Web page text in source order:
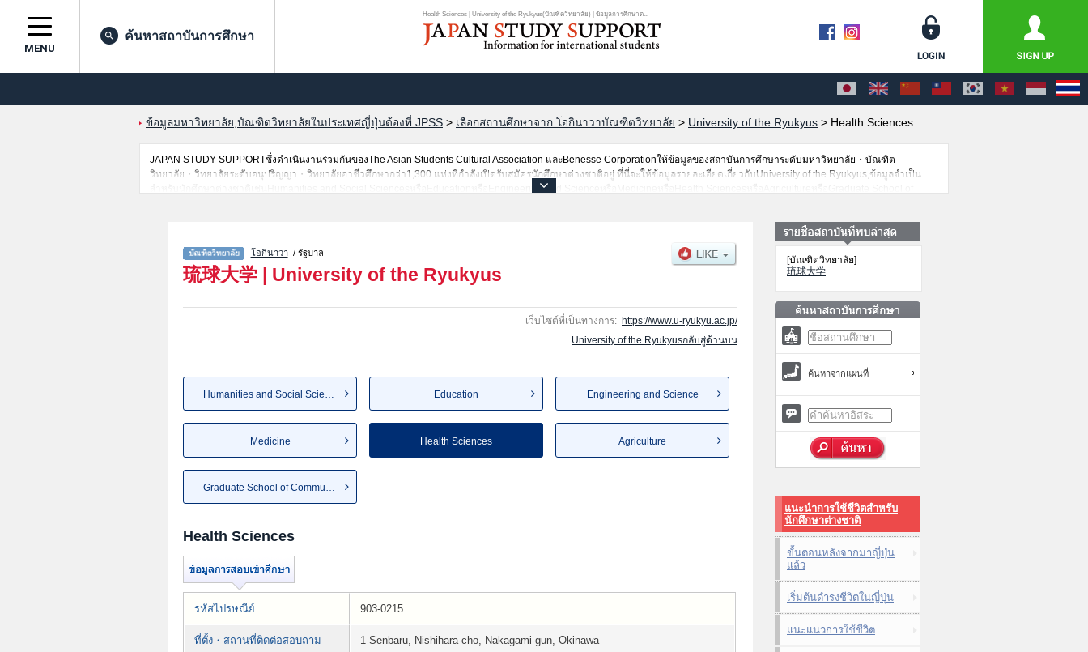
Health Sciences | University of the Ryukyus(บัณฑิตวิทยาลัย) | ข้อมูลการศึกษาต...
MENU
ค้นหาสถาบันการศึกษา
ข้อมูลมหาวิทยาลัย,บัณฑิตวิทยาลัยในประเทศญี่ปุ่นต้องที่ JPSS > เลือกสถานศึกษาจาก โอกินาวาบัณฑิตวิทยาลัย > University of the Ryukyus > Health Sciences
JAPAN STUDY SUPPORTซึ่งดำเนินงานร่วมกันของThe Asian Students Cultural Association และBenesse Corporationให้ข้อมูลของสถาบันการศึกษาระดับมหาวิทยาลัย・บัณฑิต
วิทยาลัย・วิทยาลัยระดับอนุปริญญา・วิทยาลัยอาชีวศึกษากว่า1,300 แห่งที่กำลังเปิดรับสมัครนักศึกษาต่างชาติอยู่ ที่นี่จะให้ข้อมูลรายละเอียดเกี่ยวกับUniversity of the Ryukyus,ข้อมูลจำเป็น
สำหรับนักศึกษาต่างชาติเช่นHumanities and Social SciencesหรือEducationหรือEngineering and ScienceหรือMedicineหรือHealth SciencesหรือAgricultureหรือGraduate School of
โอกินาวา/ รัฐบาล
琉球大学 | University of the Ryukyus
เว็บไซต์ที่เป็นทางการ: https://www.u-ryukyu.ac.jp/
University of the Ryukyusกลับสู่ด้านบน
Humanities and Social Sciences Education Engineering and Science
Medicine Health Sciences Agriculture
Graduate School of Community ...
Health Sciences
รหัสไปรษณีย์ 903-0215
ที่ตั้ง・สถานที่ติดต่อสอบถาม 1 Senbaru, Nishihara-cho, Nakagami-gun, Okinawa
[บัณฑิตวิทยาลัย]
琉球大学
ค้นหาจากแผนที่
แนะนำการใช้ชีวิตสำหรับ
นักศึกษาต่างชาติ
ขั้นตอนหลังจากมาญี่ปุ่น
แล้ว
เริ่มต้นดำรงชีวิตในญี่ปุ่น
แนะแนวการใช้ชีวิต